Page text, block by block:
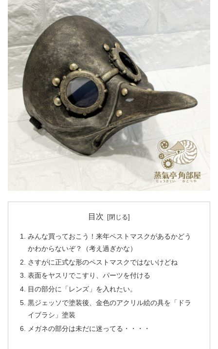
目次
みんな買っておこう！来年ペストマスクがあるかどう
かわからないぞ？（考え過ぎかな）
さすがに正式な形のペストマスクではないけどね
表面をヤスリでこすり、パーツを付ける
目の部分に「レンズ」を入れたい。
黒ジェッソで塗装後、金色のアクリル絵の具を「ドラ
イブラシ」塗装
メガネの部分は未だに迷ってる・・・・